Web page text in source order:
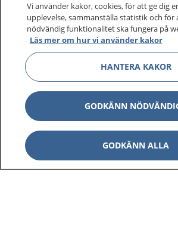
1177–tryggt om din
På 1177.se får du råd om hälsa och
sjukdomar och vilka mottagningar
Logga in för att läsa din journal och
vårdärenden. Ring telefonnummer
sjukvårdsrådgivning dygnet runt.
1177 ger dig råd när du vill må
Vi använder kakor, cookies, för att ge dig
upplevelse, sammanställa statistik och för
nödvändig funktionalitet ska fungera på
Läs mer om hur vi använder kakor
HANTERA KAKOR
GODKÄNN
GODKÄNN ALLA